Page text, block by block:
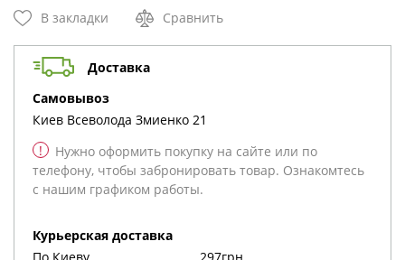
В закладки Сравнить
Доставка
cамовывоз
Киев Всеволода Змиенко 21
!
Нужно оформить покупку на сайте или по
телефону, чтобы забронировать товар. Ознакомтесь
с нашим графиком работы.
Курьерская доставка